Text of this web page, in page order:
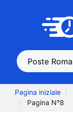
Pagina iniziale
Pagina N°8